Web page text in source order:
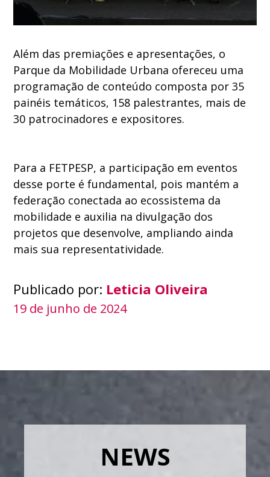
Além das premiações e apresentações, o
Parque da Mobilidade Urbana ofereceu uma
programação de conteúdo composta por 35
painéis temáticos, 158 palestrantes, mais de
30 patrocinadores e expositores.
Para a FETPESP, a participação em eventos
desse porte é fundamental, pois mantém a
federação conectada ao ecossistema da
mobilidade e auxilia na divulgação dos
projetos que desenvolve, ampliando ainda
mais sua representatividade.
Publicado por: Leticia Oliveira
19 de junho de 2024
NEWS